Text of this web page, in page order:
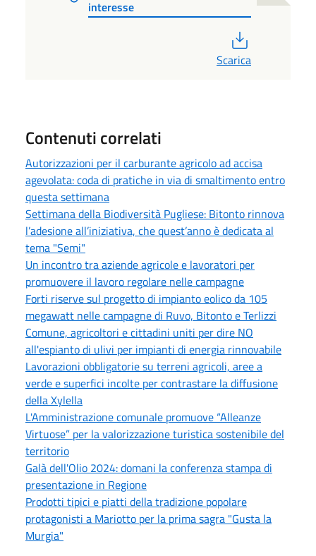
interesse
Scarica
Contenuti correlati
Autorizzazioni per il carburante agricolo ad accisa
agevolata: coda di pratiche in via di smaltimento entro
questa settimana
Settimana della Biodiversità Pugliese: Bitonto rinnova
l’adesione all’iniziativa, che quest’anno è dedicata al
tema "Semi"
Un incontro tra aziende agricole e lavoratori per
promuovere il lavoro regolare nelle campagne
Forti riserve sul progetto di impianto eolico da 105
megawatt nelle campagne di Ruvo, Bitonto e Terlizzi
Comune, agricoltori e cittadini uniti per dire NO
all'espianto di ulivi per impianti di energia rinnovabile
Lavorazioni obbligatorie su terreni agricoli, aree a
verde e superfici incolte per contrastare la diffusione
della Xylella
L'Amministrazione comunale promuove “Alleanze
Virtuose” per la valorizzazione turistica sostenibile del
territorio
Galà dell'Olio 2024: domani la conferenza stampa di
presentazione in Regione
Prodotti tipici e piatti della tradizione popolare
protagonisti a Mariotto per la prima sagra "Gusta la
Murgia"